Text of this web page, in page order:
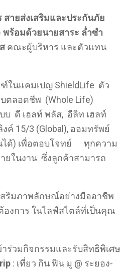
สายส่งเสริมและประกันภัย
พร้อมด้วยนายสาระ ล่ำซำ
คณะผู้บริหาร และตัวแทน
นแคมเปญ ShieldLife ตัว
ลอดชีพ (Whole Life)
บ ดี เฮลท์ พลัส, อีลิท เฮลท์
15/3 (Global), ออมทรัพย์
นได้) เพื่อตอบโจทย์ ทุกความ
ยในงาน ซึ่งลูกค้าสามารถ
สริมภาพลักษณ์อย่างมืออาชีพ
งการ ในไลฟ์สไตล์ที่เป็นคุณ
ร่วมกิจกรรมและรับสิทธิพิเศษ
: เที่ยว กิน ฟิน มู @ ระยอง-